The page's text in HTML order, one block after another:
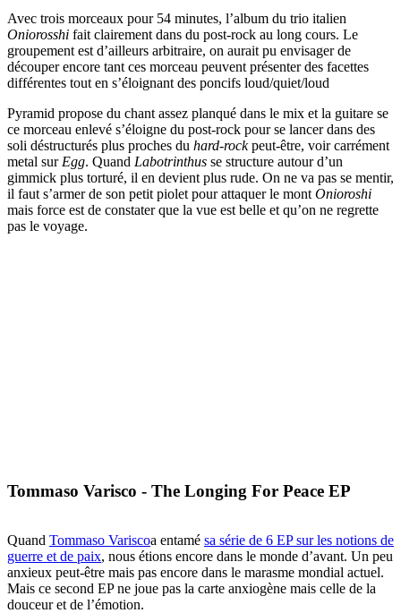
Avec trois morceaux pour 54 minutes, l’album du trio italien
Oniorosshi fait clairement dans du post-rock au long cours. Le
groupement est d’ailleurs arbitraire, on aurait pu envisager de
découper encore tant ces morceau peuvent présenter des facettes
différentes tout en s’éloignant des poncifs loud/quiet/loud
Pyramid propose du chant assez planqué dans le mix et la guitare se
ce morceau enlevé s’éloigne du post-rock pour se lancer dans des
soli déstructurés plus proches du hard-rockpeut-être, voir carrément
metal sur Egg. Quand Labotrinthus se structure autour d’un
gimmick plus torturé, il en devient plus rude. On ne va pas se mentir,
il faut s’armer de son petit piolet pour attaquer le mont Onioroshi
mais force est de constater que la vue est belle et qu’on ne regrette
pas le voyage.
Tommaso Varisco - The Longing For Peace EP
Quand Tommaso Variscoa entamé sa série de 6 EP sur les notions de
guerre et de paix, nous étions encore dans le monde d’avant. Un peu
anxieux peut-être mais pas encore dans le marasme mondial actuel.
Mais ce second EP ne joue pas la carte anxiogène mais celle de la
douceur et de l’émotion.